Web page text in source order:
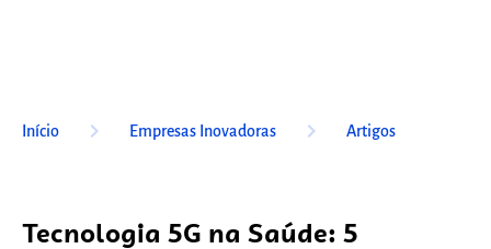
Início keyboard_arrow_right Empresas Inovadoras keyboard_arrow_right Artigos
Tecnologia 5G na Saúde: 5